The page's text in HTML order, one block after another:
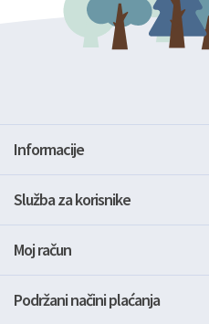
Informacije
Služba za korisnike
Moj račun
Podržani načini plaćanja